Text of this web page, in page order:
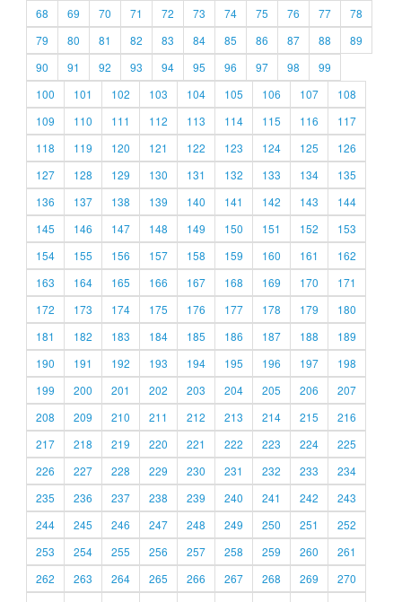
68
69 70 71 72 73 74 75 76 77
78
79
80 81 82 83 84 85 86 87 88
89
90
91 92 93 94 95 96 97 98
99
100
101 102 103 104 105 106 107
108
109
110 111 112 113 114 115 116
117
118
119 120 121 122 123 124 125
126
127
128 129 130 131 132 133 134
135
136
137 138 139 140 141 142 143
144
145
146 147 148 149 150 151 152
153
154
155 156 157 158 159 160 161
162
163
164 165 166 167 168 169 170
171
172
173 174 175 176 177 178 179
180
181
182 183 184 185 186 187 188
189
190
191 192 193 194 195 196 197
198
199
200 201 202 203 204 205 206
207
208
209 210 211 212 213 214 215
216
217
218 219 220 221 222 223 224
225
226
227 228 229 230 231 232 233
234
235
236 237 238 239 240 241 242
243
244
245 246 247 248 249 250 251
252
253
254 255 256 257 258 259 260
261
262
263 264 265 266 267 268 269
270